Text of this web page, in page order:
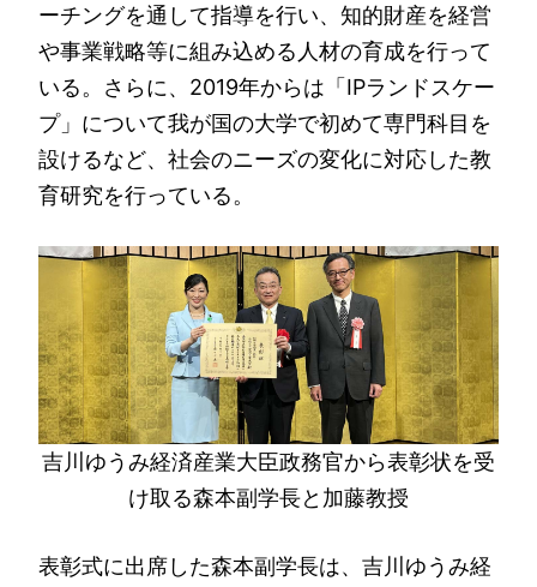
ーチングを通して指導を行い、知的財産を経営
や事業戦略等に組み込める人材の育成を行って
いる。さらに、2019年からは「IPランドスケー
プ」について我が国の大学で初めて専門科目を
設けるなど、社会のニーズの変化に対応した教
育研究を行っている。
吉川ゆうみ経済産業大臣政務官から表彰状を受
け取る森本副学長と加藤教授
表彰式に出席した森本副学長は、吉川ゆうみ経